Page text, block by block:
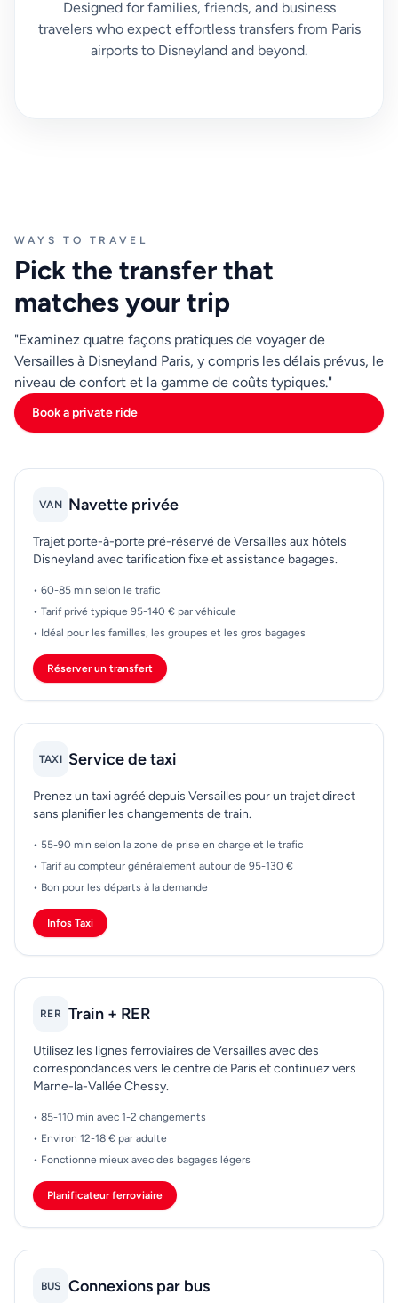
85 à 110 minutes. Pendant les périodes de pointe, les
quais bondés et les correspondances avec beaucoup
d'escaliers peuvent ralentir le trajet davantage.
profiter de vos plans Disney l'après-midi ou le soir.
Designed for families, friends, and business
travelers who expect effortless transfers from Paris
airports to Disneyland and beyond.
WAYS TO TRAVEL
Pick the transfer that
matches your trip
"Examinez quatre façons pratiques de voyager de
Versailles à Disneyland Paris, y compris les délais prévus, le
niveau de confort et la gamme de coûts typiques."
Book a private ride
VAN Navette privée
Trajet porte-à-porte pré-réservé de Versailles aux hôtels
Disneyland avec tarification fixe et assistance bagages.
• 60-85 min selon le trafic
• Tarif privé typique 95-140 € par véhicule
• Idéal pour les familles, les groupes et les gros bagages
Réserver un transfert
TAXI Service de taxi
Prenez un taxi agréé depuis Versailles pour un trajet direct
sans planifier les changements de train.
• 55-90 min selon la zone de prise en charge et le trafic
• Tarif au compteur généralement autour de 95-130 €
• Bon pour les départs à la demande
Infos Taxi
RER Train + RER
Utilisez les lignes ferroviaires de Versailles avec des
correspondances vers le centre de Paris et continuez vers
Marne-la-Vallée Chessy.
• 85-110 min avec 1-2 changements
• Environ 12-18 € par adulte
• Fonctionne mieux avec des bagages légers
Planificateur ferroviaire
BUS Connexions par bus